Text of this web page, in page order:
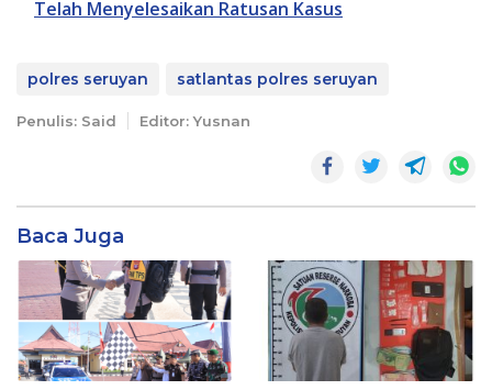
Telah Menyelesaikan Ratusan Kasus
polres seruyan satlantas polres seruyan
Penulis: Said Editor: Yusnan
Baca Juga